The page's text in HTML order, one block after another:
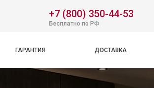
+7 (800) 350-44-53
Бесплатно по РФ
ГАРАНТИЯ ДОСТАВКА